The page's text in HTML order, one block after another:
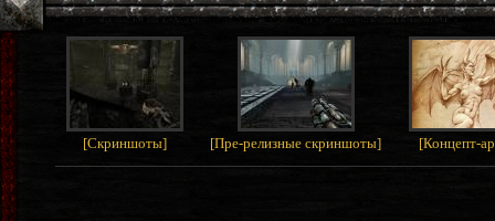
[Скриншоты] [Пре-релизные скриншоты] [Концепт-